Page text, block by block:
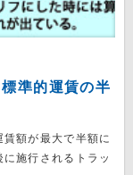
準的運賃の半
額が最大で半額に
施行されるトラッ